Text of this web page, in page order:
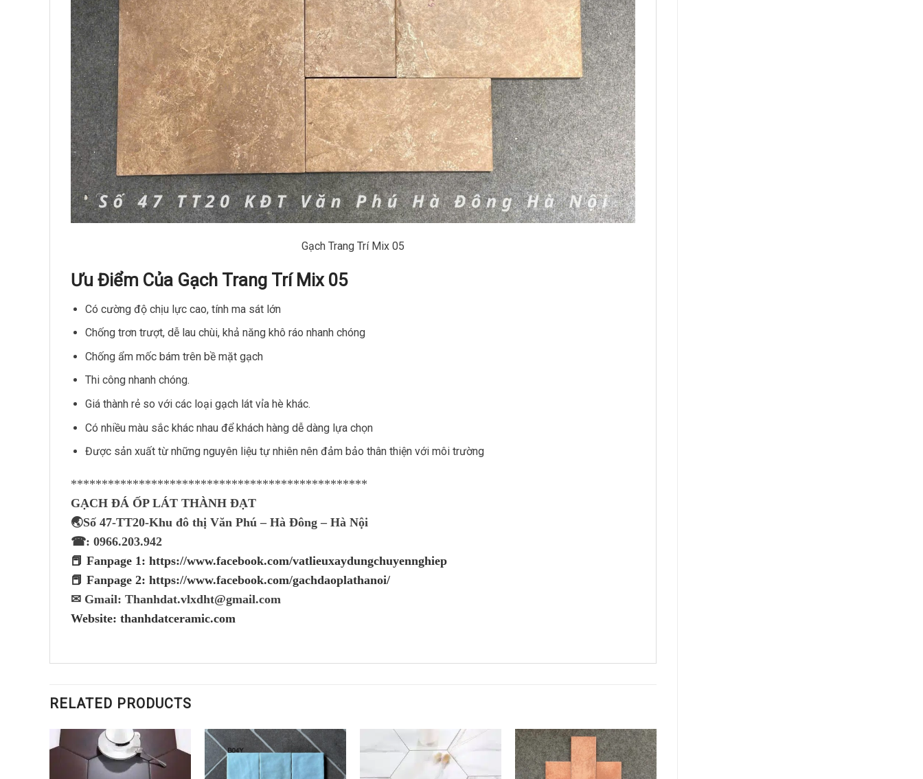
Gạch Trang Trí Mix 05
Ưu Điểm Của Gạch Trang Trí Mix 05
Có cường độ chịu lực cao, tính ma sát lớn
Chống trơn trượt, dễ lau chùi, khả năng khô ráo nhanh chóng
Chống ẩm mốc bám trên bề mặt gạch
Thi công nhanh chóng.
Giá thành rẻ so với các loại gạch lát vỉa hè khác.
Có nhiều màu sắc khác nhau để khách hàng dễ dàng lựa chọn
Được sản xuất từ những nguyên liệu tự nhiên nên đảm bảo thân thiện với môi trường
************************************************
GẠCH ĐÁ ỐP LÁT THÀNH ĐẠT
🌏Số 47-TT20-Khu đô thị Văn Phú – Hà Đông – Hà Nội
☎: 0966.203.942
📕 Fanpage 1: https://www.facebook.com/vatlieuxaydungchuyennghiep
📕 Fanpage 2: https://www.facebook.com/gachdaoplathanoi/
✉ Gmail: Thanhdat.vlxdht@gmail.com
Website: thanhdatceramic.com
RELATED PRODUCTS